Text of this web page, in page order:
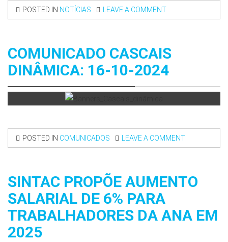
POSTED IN NOTÍCIAS LEAVE A COMMENT
COMUNICADO CASCAIS
DINÂMICA: 16-10-2024
POSTED IN COMUNICADOS LEAVE A COMMENT
SINTAC PROPÕE AUMENTO
SALARIAL DE 6% PARA
TRABALHADORES DA ANA EM
2025